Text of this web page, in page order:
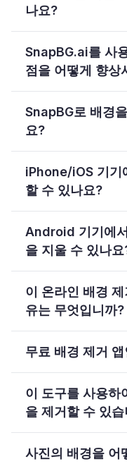
나요?
SnapBG.ai를 사
점을 어떻게 향상
SnapBG로 배경
요?
iPhone/iOS 기기
할 수 있나요?
Android 기기에
을 지울 수 있나요
이 온라인 배경
유는 무엇입니까?
무료 배경 제거
이 도구를 사용하
을 제거할 수 있
사진의 배경을 어